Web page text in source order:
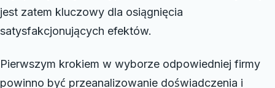
jest zatem kluczowy dla osiągnięcia
satysfakcjonujących efektów.
Pierwszym krokiem w wyborze odpowiedniej firmy
powinno być przeanalizowanie doświadczenia i